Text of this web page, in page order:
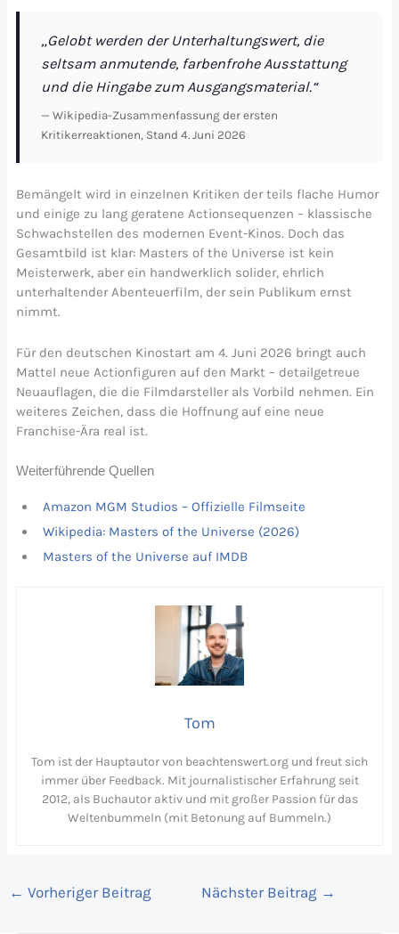
„Gelobt werden der Unterhaltungswert, die
seltsam anmutende, farbenfrohe Ausstattung
und die Hingabe zum Ausgangsmaterial.“
— Wikipedia-Zusammenfassung der ersten
Kritikerreaktionen, Stand 4. Juni 2026
Bemängelt wird in einzelnen Kritiken der teils flache Humor
und einige zu lang geratene Actionsequenzen – klassische
Schwachstellen des modernen Event-Kinos. Doch das
Gesamtbild ist klar: Masters of the Universe ist kein
Meisterwerk, aber ein handwerklich solider, ehrlich
unterhaltender Abenteuerfilm, der sein Publikum ernst
nimmt.
Für den deutschen Kinostart am 4. Juni 2026 bringt auch
Mattel neue Actionfiguren auf den Markt – detailgetreue
Neuauflagen, die die Filmdarsteller als Vorbild nehmen. Ein
weiteres Zeichen, dass die Hoffnung auf eine neue
Franchise-Ära real ist.
Weiterführende Quellen
Amazon MGM Studios – Offizielle Filmseite
Wikipedia: Masters of the Universe (2026)
Masters of the Universe auf IMDB
Tom
Tom ist der Hauptautor von beachtenswert.org und freut sich
immer über Feedback. Mit journalistischer Erfahrung seit
2012, als Buchautor aktiv und mit großer Passion für das
Weltenbummeln (mit Betonung auf Bummeln.)
← Vorheriger Beitrag Nächster Beitrag →